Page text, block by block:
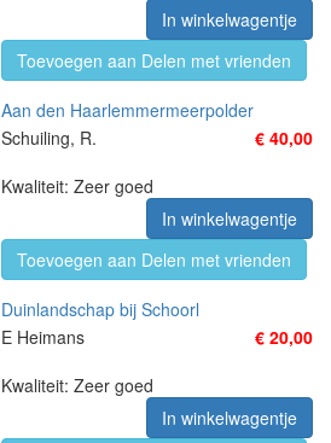
In winkelwagentje
Toevoegen aan Delen met vrienden
Aan den Haarlemmermeerpolder
Schuiling, R.
€ 40,00
Kwaliteit: Zeer goed
In winkelwagentje
Toevoegen aan Delen met vrienden
Duinlandschap bij Schoorl
E Heimans
€ 20,00
Kwaliteit: Zeer goed
In winkelwagentje